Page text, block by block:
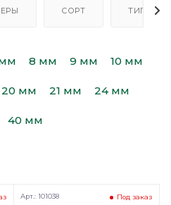
СОРТ ТИП
8 мм 9 мм 10 мм
20 мм 21 мм 24 мм
40 мм
Под заказ
Арт.: 101038